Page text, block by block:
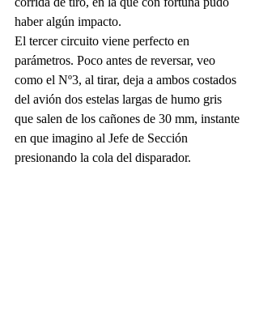
haber algún impacto.
El tercer circuito viene perfecto en
parámetros. Poco antes de reversar, veo
como el Nº3, al tirar, deja a ambos costados
del avión dos estelas largas de humo gris
que salen de los cañones de 30 mm, instante
en que imagino al Jefe de Sección
presionando la cola del disparador.